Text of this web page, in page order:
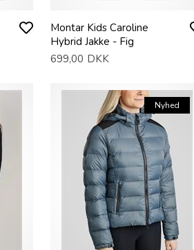
Montar Kids Caroline
Hybrid Jakke - Fig
699,00 DKK
Nyhed